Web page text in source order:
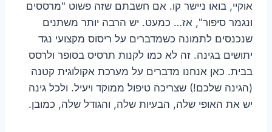
אוקיי, בואו ניישר קו. אם חשבתם שזה פשוט "מרססים
ונגמר סיפור", אז… כמעט. יש הרבה יותר משתנים
שנכנסים לתמונה כשמדברים על ריסוס מקצועי נגד
יתושים בגינה. זה לא כמו לקנות תרסיס בסופר ולרסס
בבית. כאן אנחנו מדברים על מערכת אקולוגית קטנה
(הגינה שלכם!) שצריכה טיפול ממוקד ויעיל. ולכל גינה
יש את האופי שלה, הבעיות שלה, והגודל שלה, כמובן.